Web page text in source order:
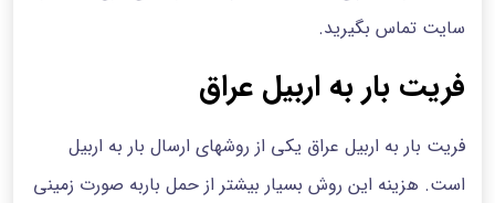
سایت تماس بگیرید.
فریت بار به اربیل عراق
فریت بار به اربیل عراق یکی از روشهای ارسال بار به اربیل
است. هزینه این روش بسیار بیشتر از حمل باربه صورت زمینی